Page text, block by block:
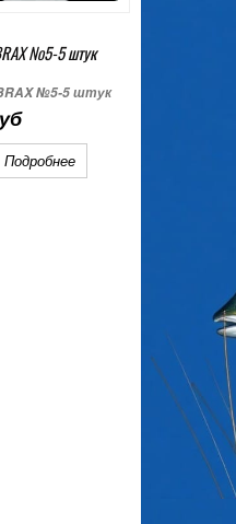
№5-5 штук
№5-5 штук
Подробнее